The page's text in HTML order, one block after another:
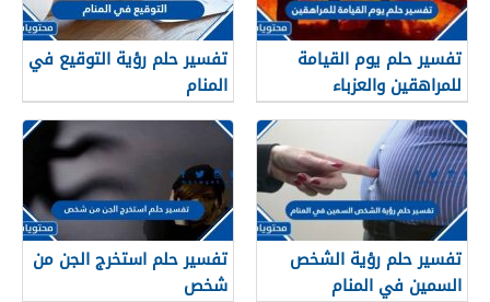
تفسير حلم يوم القيامة
للمراهقين والعزباء
والمتزوجة
تفسير حلم رؤية التوقيع في
المنام
تفسير حلم رؤية الشخص
السمين في المنام
تفسير حلم استخرج الجن من
شخص